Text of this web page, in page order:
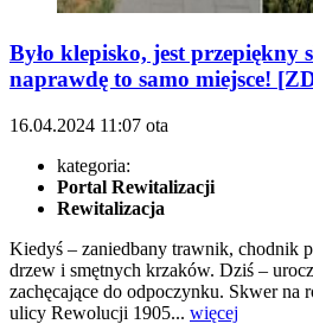
Było klepisko, jest przepiękny
naprawdę to samo miejsce!
16.04.2024 11:07 ota
kategoria:
Portal Rewitalizacji
Rewitalizacja
Kiedyś – zaniedbany trawnik, chodnik
drzew i smętnych krzaków. Dziś –
zachęcające do odpoczynku. Skwer
ulicy Rewolucji 1905... więcej